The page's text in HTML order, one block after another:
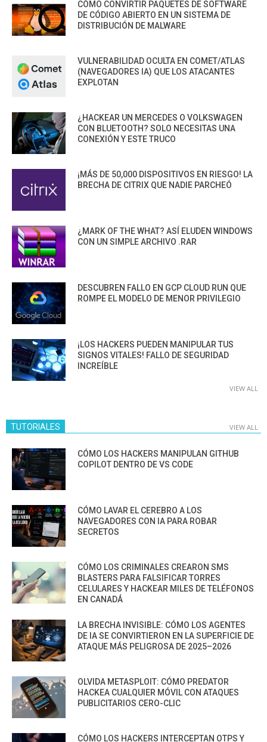
CÓMO CONVIRTIR PAQUETES DE SOFTWARE
DE CÓDIGO ABIERTO EN UN SISTEMA DE
DISTRIBUCIÓN DE MALWARE
VULNERABILIDAD OCULTA EN COMET/ATLAS
(NAVEGADORES IA) QUE LOS ATACANTES
EXPLOTAN
¿HACKEAR UN MERCEDES O VOLKSWAGEN
CON BLUETOOTH? SOLO NECESITAS UNA
CONEXIÓN Y ESTE TRUCO
¡MÁS DE 50,000 DISPOSITIVOS EN RIESGO! LA
BRECHA DE CITRIX QUE NADIE PARCHEÓ
¿MARK OF THE WHAT? ASÍ ELUDEN WINDOWS
CON UN SIMPLE ARCHIVO .RAR
DESCUBREN FALLO EN GCP CLOUD RUN QUE
ROMPE EL MODELO DE MENOR PRIVILEGIO
¡LOS HACKERS PUEDEN MANIPULAR TUS
SIGNOS VITALES! FALLO DE SEGURIDAD
INCREÍBLE
VIEW ALL
TUTORIALES VIEW ALL
CÓMO LOS HACKERS MANIPULAN GITHUB
COPILOT DENTRO DE VS CODE
CÓMO LAVAR EL CEREBRO A LOS
NAVEGADORES CON IA PARA ROBAR
SECRETOS
CÓMO LOS CRIMINALES CREARON SMS
BLASTERS PARA FALSIFICAR TORRES
CELULARES Y HACKEAR MILES DE TELÉFONOS
EN CANADÁ
LA BRECHA INVISIBLE: CÓMO LOS AGENTES
DE IA SE CONVIRTIERON EN LA SUPERFICIE DE
ATAQUE MÁS PELIGROSA DE 2025–2026
OLVIDA METASPLOIT: CÓMO PREDATOR
HACKEA CUALQUIER MÓVIL CON ATAQUES
PUBLICITARIOS CERO-CLIC
CÓMO LOS HACKERS INTERCEPTAN OTPS Y